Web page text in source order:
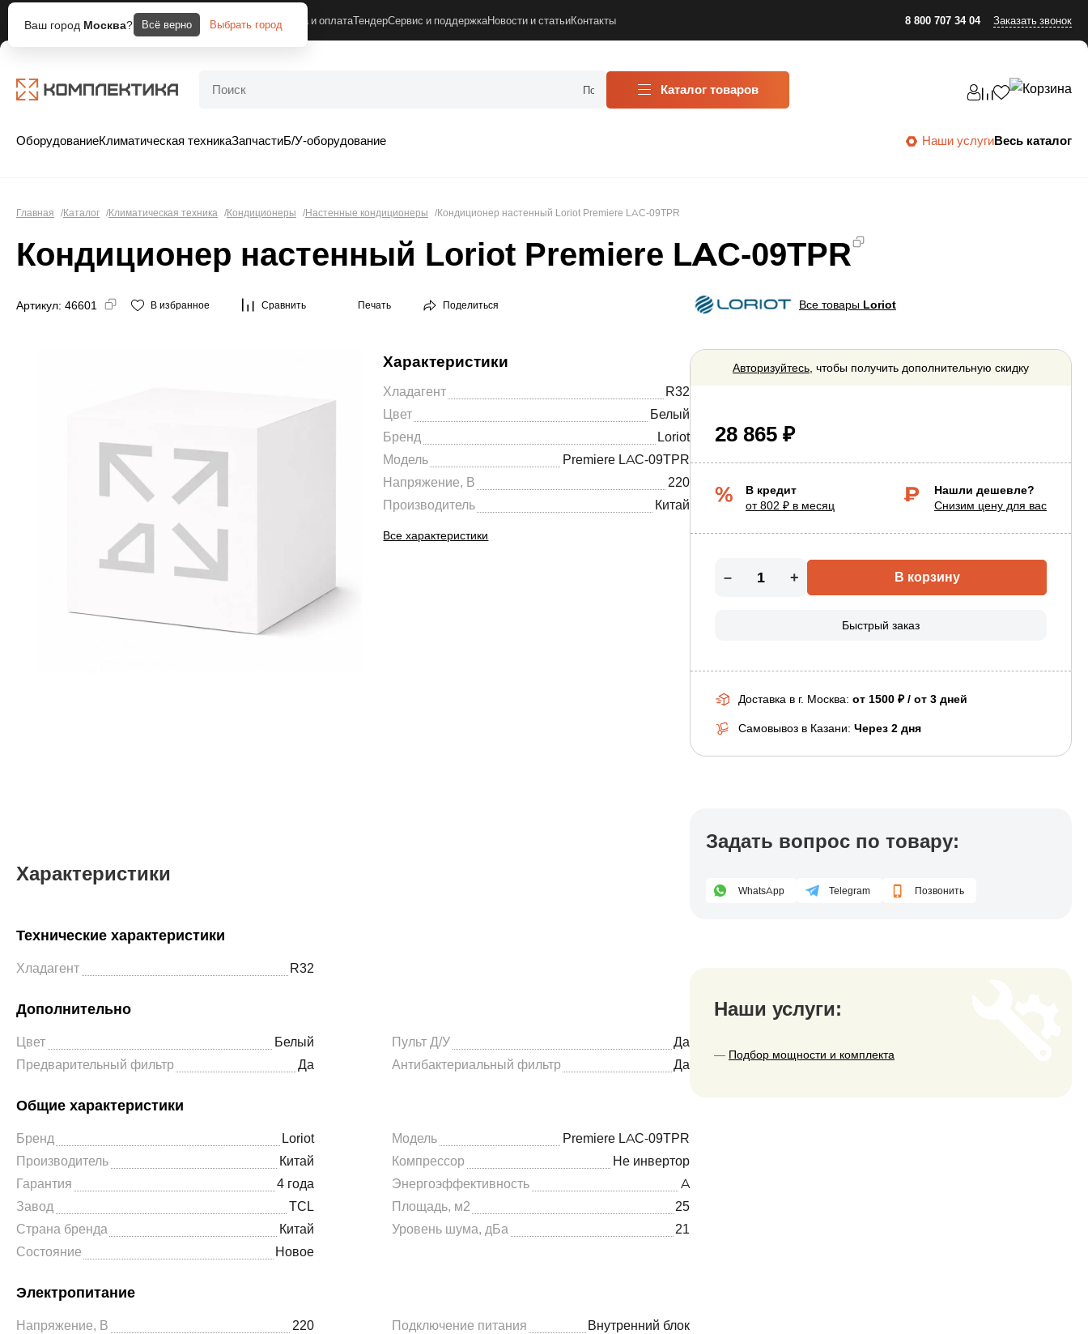
Ваш город Москва? Всё верно Выбрать город
КомпанияДоставка и оплатаТендерСервис и поддержкаНовости и статьиКонтакты 8 800 707 34 04 Заказать звонок
Каталог товаров
ОборудованиеКлиматическая техникаЗапчастиБ/У-оборудование Наши услугиВесь каталог
Главная Каталог Климатическая техника Кондиционеры Настенные кондиционеры Кондиционер настенный Loriot Premiere LAC-09TPR
Кондиционер настенный Loriot Premiere LAC-09TPR
Артикул: 46601 В избранное Сравнить Печать Поделиться Все товары Loriot
Характеристики
Хладагент
R32
Цвет
Белый
Бренд
Loriot
Модель
Premiere LAC-09TPR
Напряжение, В
220
Производитель
Китай
Все характеристики
Авторизуйтесь, чтобы получить дополнительную скидку
28 865 ₽
В кредит
от 802 ₽ в месяц
Нашли дешевле?
Снизим цену для вас
– + В корзину
Быстрый заказ
Доставка в г. Москва: от 1500 ₽ / от 3 дней
Самовывоз в Казани: Через 2 дня
Характеристики
Технические характеристики
Хладагент R32
Дополнительно
Цвет Белый Пульт Д/У
Да
Предварительный фильтр
Да Антибактериальный фильтр Да
Общие характеристики
Бренд Loriot Модель
Premiere LAC-09TPR
Производитель
Китай Компрессор
Не инвертор
Гарантия
4 года Энергоэффективность
A
Завод
TCL Площадь, м2
25
Страна бренда
Китай Уровень шума, дБа
21
Состояние
Новое
Электропитание
Напряжение, В 220 Подключение питания Внутренний блок
Задать вопрос по товару:
WhatsApp Telegram Позвонить
Наши услуги:
— Подбор мощности и комплекта